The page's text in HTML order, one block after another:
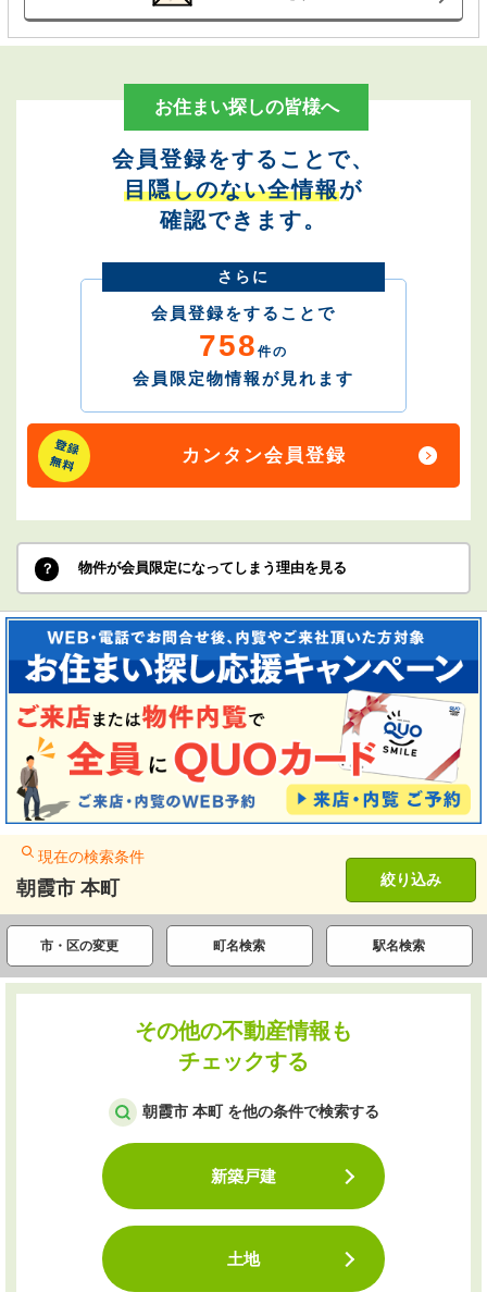
お住まい探しの皆様へ
会員登録をすることで、
目隠しのない全情報が
確認できます。
さらに
会員登録をすることで
758 件の
会員限定物情報が見れます
カンタン会員登録
物件が会員限定になってしまう理由を見る
現在の検索条件
朝霞市 本町 絞り込み
市・区の変更 町名検索 駅名検索
その他の不動産情報も
チェックする
朝霞市 本町 を他の条件で検索する
新築戸建
土地